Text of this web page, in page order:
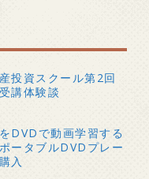
投資スクール第2回
講体験談
DVDで動画学習する
ータブルDVDプレー
入